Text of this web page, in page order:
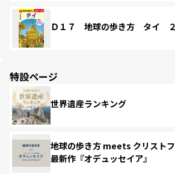
Ｄ１７ 地球の歩き方 タイ ２
特設ページ
世界遺産ランキング
地球の歩き方 meets クリスト
最新作『オデュッセイア』